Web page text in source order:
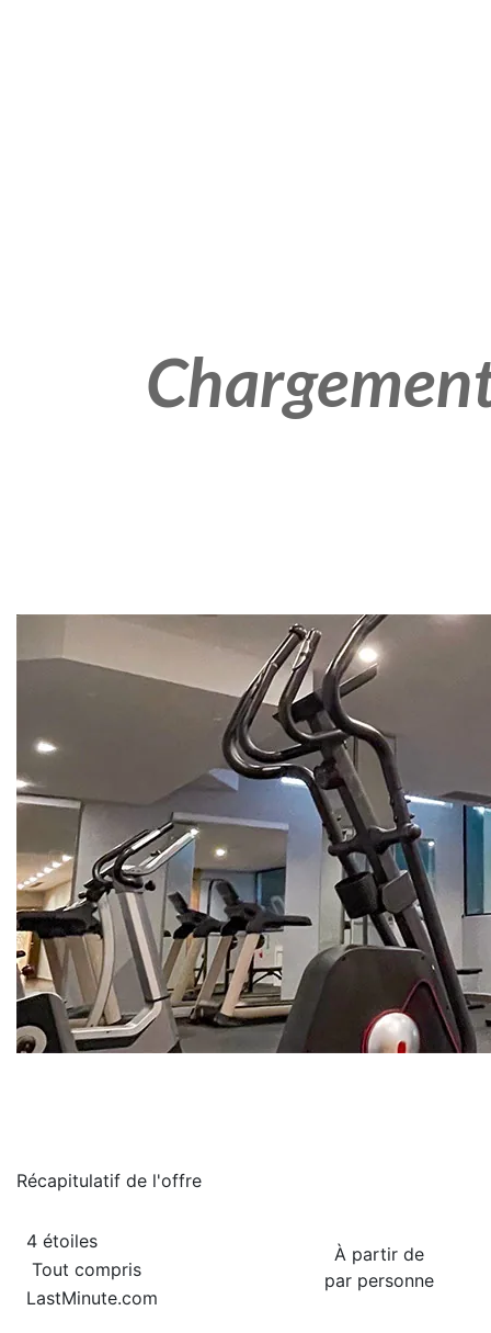
Récapitulatif de l'offre
À partir de
par personne
4 étoiles
Tout compris
LastMinute.com